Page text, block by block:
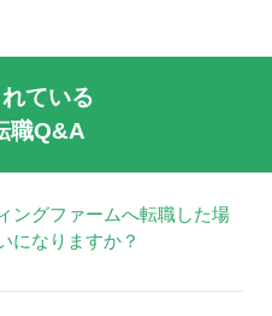
ている
職Q&A
ングファームへ転職した場
になりますか？